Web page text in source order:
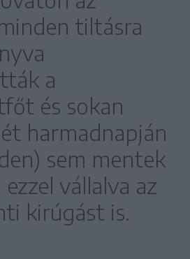
tiltásra
a
és sokan
harmadnapján
sem mentek
vállalva az
kirúgást is.